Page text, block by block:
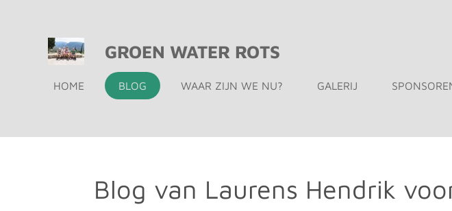
hoofdinhoud
GROEN WATER ROTS
HOME BLOG WAAR ZIJN WE NU? GALERIJ
Blog van Laurens Hendrik